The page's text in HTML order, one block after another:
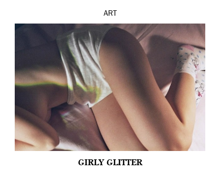
ART
GIRLY GLITTER